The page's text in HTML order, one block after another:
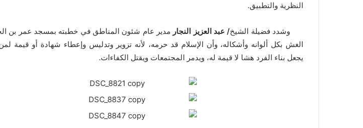
النظرية والتطبيق.
وشدد فضيلة الشيخ/ عبد العزيز النجار مدير عام شئون المناطق في خطبته بمسجد عمر بن
الغش بكل ألوانه وأشكاله، وأن الإسلام قد حرمه، لأنه تزوير وتدليس وإعطاء شهادة أو قيمة
يجعل بناء الفرد هشا لا قيمة له، ويدمر المجتمعات ويقتل الكفاءات.